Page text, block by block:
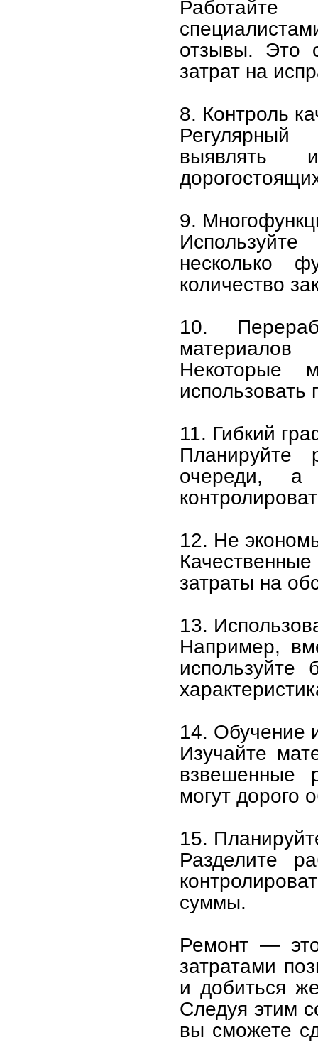
отзывы. Это
затрат на
8. Контроль
Регулярный
выявлять
9.
несколько
количество
10.
материалов
Некоторые
использовать
11. Гибкий
очереди, а
12. Не
затраты на
13.
Например,
14. Обучение
Изучайте
взвешенные
могут дорого
15.
Разделите
суммы.
Ремонт —
затратами
и добиться
Следуя этим
вы сможете